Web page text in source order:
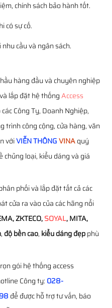
chính sách bảo hành tốt.
có sự cố.
cầu và ngân sách.
hàng đầu và chuyên nghiệp
lắp đặt hệ thốngAccess
Công Ty, Doanh Nghiệp,
trình công cộng, cửa hàng, văn
vớiVIỄN THÔNGVINAquý
chủng loại, kiểu dáng và giá
phối và lắp đặt tất cả các
cửa ra vào của các hãng nổi
ZKTECO,SOYAL, MITA,
, độ bền cao, kiểu dáng đẹpphù
gói hệ thống access
Công ty: 028-
để được hỗ trợ tư vấn, báo